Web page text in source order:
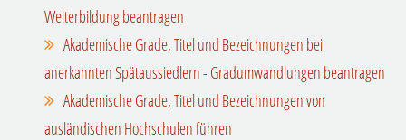
Weiterbildung beantragen
Akademische Grade, Titel und Bezeichnungen bei
anerkannten Spätaussiedlern - Gradumwandlungen beantragen
Akademische Grade, Titel und Bezeichnungen von
ausländischen Hochschulen führen